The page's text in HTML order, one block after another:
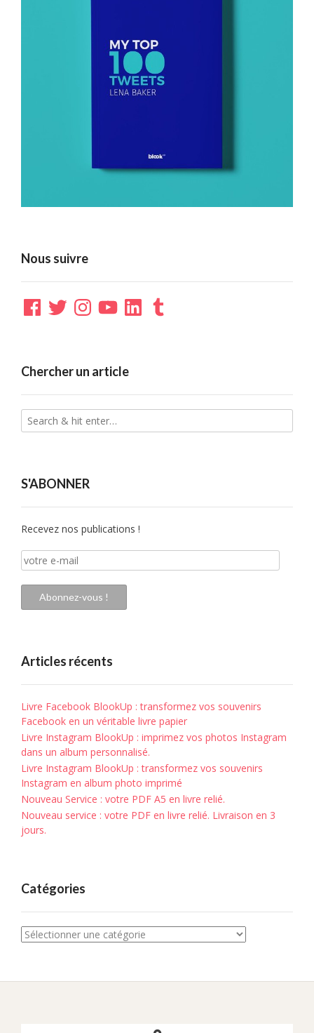
Nous suivre
Facebook
TwitterInstagramYouTubeLinkedInTumblr
Chercher un article
S'ABONNER
Recevez nos publications !
votre
e-
mail
Abonnez-vous !
Articles récents
Livre Facebook BlookUp : transformez vos souvenirs
Facebook en un véritable livre papier
Livre Instagram BlookUp : imprimez vos photos Instagram
dans un album personnalisé.
Livre Instagram BlookUp : transformez vos souvenirs
Instagram en album photo imprimé
Nouveau Service : votre PDF A5 en livre relié.
Nouveau service : votre PDF en livre relié. Livraison en 3
jours.
Catégories
Catégories